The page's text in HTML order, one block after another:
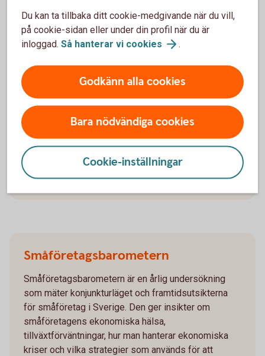
Skogsbarometern
Skogsbarometern är en årlig undersökning som ges
ut av Swedbank, Sparbankernas Riksförbund och
Ludvig & Co. Undersökningen belyser de privata
skogsägarnas syn på marknaden samt deras
förväntningar på konjunkturen.
Skogsbarometern
Småföretags­barometern
Småföretagsbarometern är en årlig undersökning
som mäter konjunkturläget och framtidsutsikterna
för småföretag i Sverige. Den ger insikter om
småföretagens ekonomiska hälsa,
tillväxtförväntningar, hur man hanterar ekonomiska
kriser och vilka strategier som används för att
Du kan ta tillbaka ditt cookie-medgivande när du vill,
på cookie-sidan eller under din profil när du är
inloggad. Så hanterar vi cookies .
Godkänn alla cookies
Bara nödvändiga cookies
Cookie-inställningar